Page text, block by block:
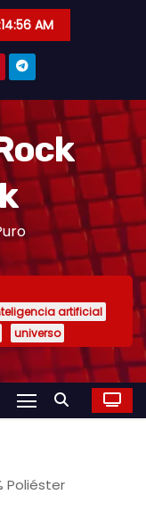
AM
artificial
universo
Poliéster